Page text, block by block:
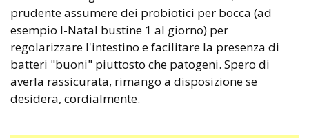
prudente assumere dei probiotici per bocca (ad
esempio I-Natal bustine 1 al giorno) per
regolarizzare l'intestino e facilitare la presenza di
batteri "buoni" piuttosto che patogeni. Spero di
averla rassicurata, rimango a disposizione se
desidera, cordialmente.